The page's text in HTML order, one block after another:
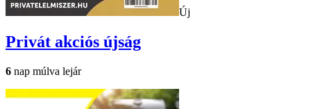
Új
Privát akciós újság
6 nap múlva lejár